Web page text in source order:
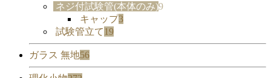
ネジ付試験管(本体のみ)9
キャップ3
試験管立て 19
ガラス 無地56